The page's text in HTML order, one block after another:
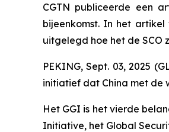
CGTN publiceerde een
bijeenkomst. In het
uitgelegd hoe het de SCO
PEKING, Sept. 03, 2025
initiatief dat China met de
Het GGI is het vierde
Initiative, het Global